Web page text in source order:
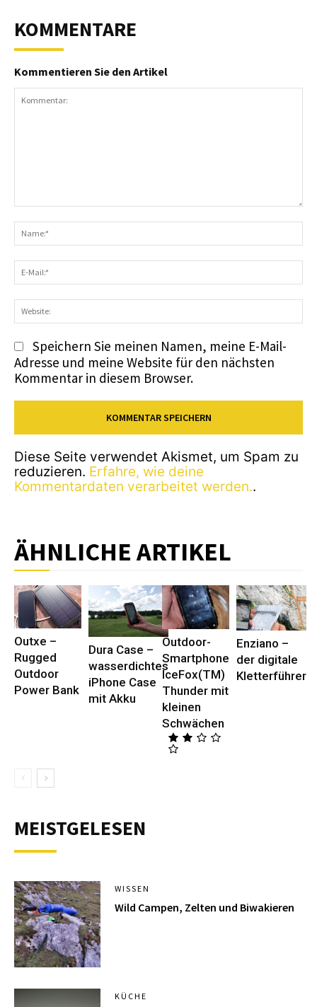
KOMMENTARE
Kommentieren Sie den Artikel
Speichern Sie meinen Namen, meine E-Mail-
Adresse und meine Website für den nächsten
Kommentar in diesem Browser.
Diese Seite verwendet Akismet, um Spam zu
reduzieren. Erfahre, wie deine
Kommentardaten verarbeitet werden..
ÄHNLICHE ARTIKEL
Outxe –
Rugged
Outdoor
Power Bank
Dura Case –
wasserdichtes
iPhone Case
mit Akku
Outdoor-
Smartphone
IceFox(TM)
Thunder mit
kleinen
Schwächen
Enziano –
der digitale
Kletterführer
MEISTGELESEN
WISSEN
Wild Campen, Zelten und Biwakieren
KÜCHE